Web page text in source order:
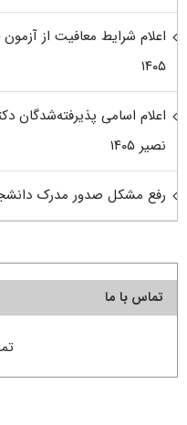
اعلام شرایط معافیت از
۱۴۰۵
اعلام اسامی پذیرفته‌شدگان
نصیر ۱۴۰۵
رفع مشکل صدور مدرک
تماس با ما